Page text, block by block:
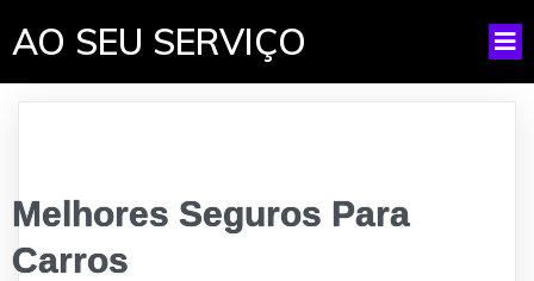
AO SEU SERVIÇO
Melhores Seguros Para
Carros